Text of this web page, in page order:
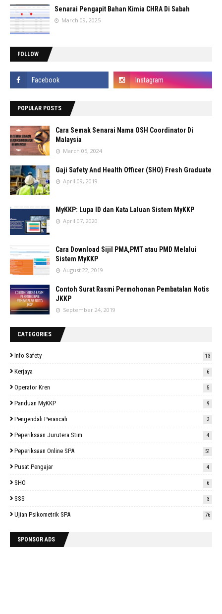
Senarai Pengapit Bahan Kimia CHRA Di Sabah
March 09, 2025
FOLLOW
POPULAR POSTS
Cara Semak Senarai Nama OSH Coordinator Di
Malaysia
March 05, 2024
Gaji Safety And Health Officer (SHO) Fresh Graduate
April 09, 2019
MyKKP: Lupa ID dan Kata Laluan Sistem MyKKP
April 07, 2020
Cara Download Sijil PMA,PMT atau PMD Melalui
Sistem MyKKP
August 22, 2019
Contoh Surat Rasmi Permohonan Pembatalan Notis
JKKP
September 24, 2019
CATEGORIES
Info Safety 13
Kerjaya 6
Operator Kren 5
Panduan MyKKP 9
Pengendali Perancah 3
Peperiksaan Jurutera Stim 4
Peperiksaan Online SPA 51
Pusat Pengajar 4
SHO 6
SSS 3
Ujian Psikometrik SPA 76
SPONSOR ADS